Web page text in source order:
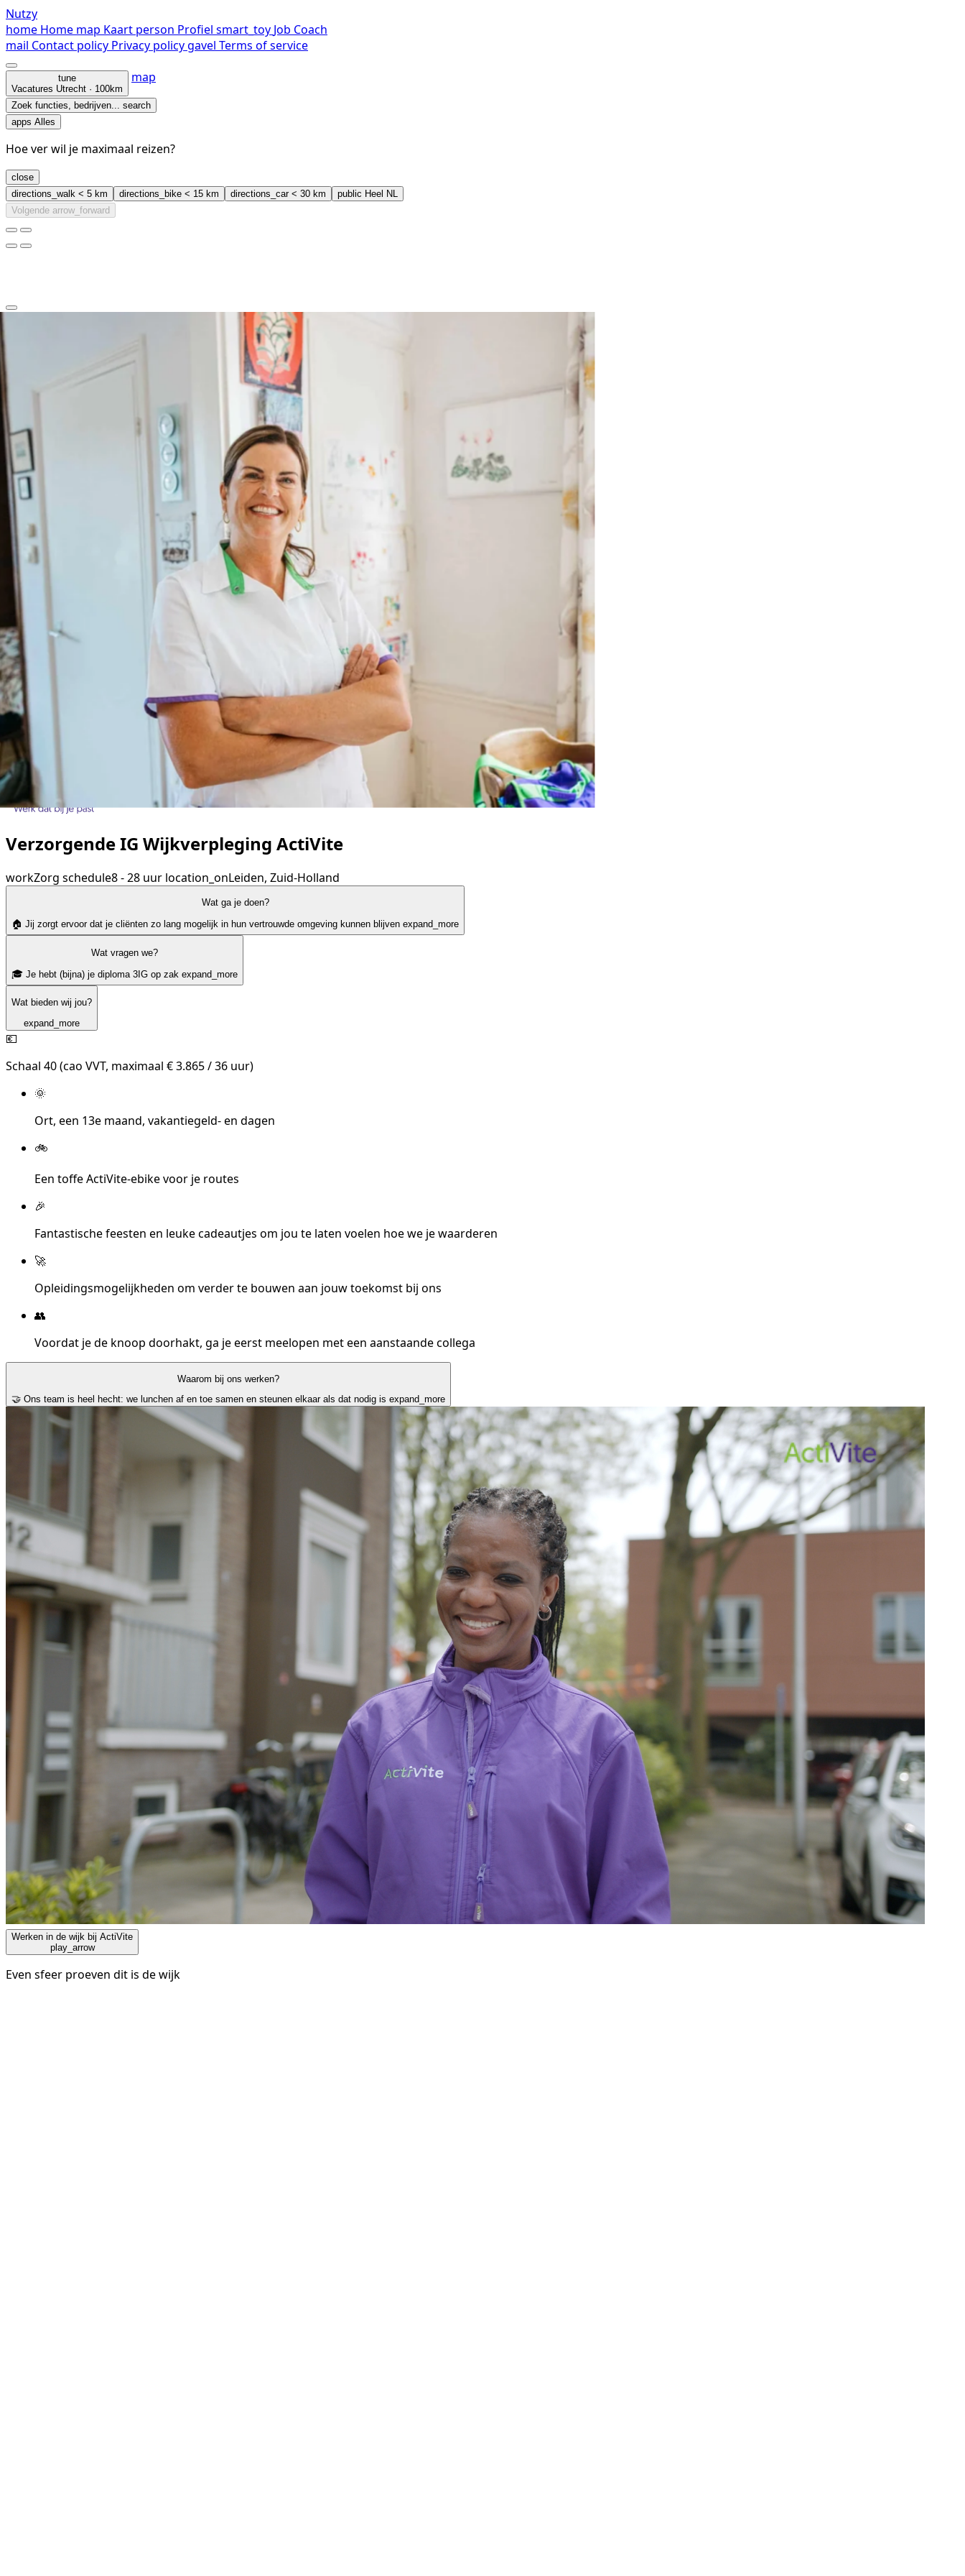
Nutzy
home Home map Kaart person Profiel smart_toy Job Coach
mail Contact policy Privacy policygavel Terms of service
tune
Vacatures Utrecht · 100km
map
Zoek functies, bedrijven... search
apps Alles
Hoe ver wil je maximaal reizen?
close
directions_walk < 5 km directions_bike < 15 km directions_car< 30 km public Heel NL
Volgende arrow_forward
Verzorgende IG Wijkverpleging ActiVite
workZorg schedule8 - 28 uur location_onLeiden, Zuid-Holland
Wat ga je doen?
🏠 Jij zorgt ervoor dat je cliënten zo lang mogelijk in hun vertrouwde omgeving kunnen blijven expand_more
Wat vragen we?
🎓 Je hebt (bijna) je diploma 3IG op zak expand_more
Wat bieden wij jou?
expand_more
💶
Schaal 40 (cao VVT, maximaal € 3.865 / 36 uur)
🌞
Ort, een 13e maand, vakantiegeld- en dagen
🚲
Een toffe ActiVite-ebike voor je routes
🎉
Fantastische feesten en leuke cadeautjes om jou te laten voelen hoe we je waarderen
🚀
Opleidingsmogelijkheden om verder te bouwen aan jouw toekomst bij ons
👥
Voordat je de knoop doorhakt, ga je eerst meelopen met een aanstaande collega
Waarom bij ons werken?
🤝 Ons team is heel hecht: we lunchen af en toe samen en steunen elkaar als dat nodig is expand_more
Werken in de wijk bij ActiVite
play_arrow
Even sfeer proeven dit is de wijk